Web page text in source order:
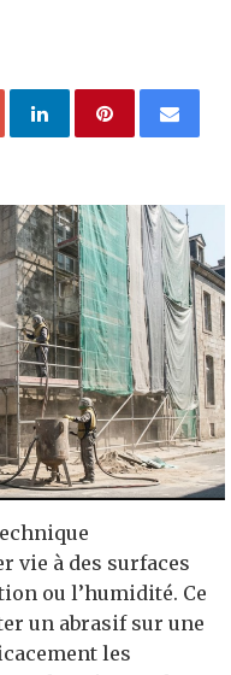
vie à des surfaces
ou l’humidité. Ce
un abrasif sur une
les